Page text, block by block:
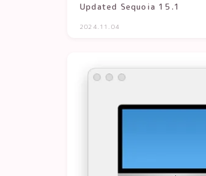
Updated Sequoia 15.1
2024.11.04